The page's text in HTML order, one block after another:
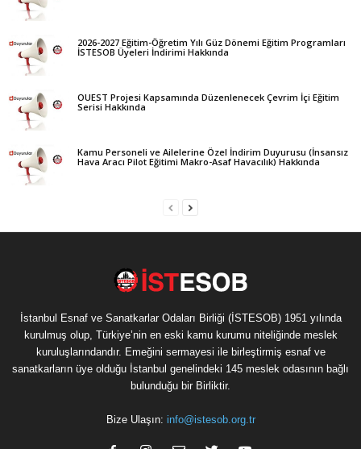
2026-2027 Eğitim-Öğretim Yılı Güz Dönemi Eğitim Programları
İSTESOB Üyeleri İndirimi Hakkında
OUEST Projesi Kapsamında Düzenlenecek Çevrim İçi Eğitim
Serisi Hakkında
Kamu Personeli ve Ailelerine Özel İndirim Duyurusu (İnsansız
Hava Aracı Pilot Eğitimi Makro-Asaf Havacılık) Hakkında
İstanbul Esnaf ve Sanatkarlar Odaları Birliği (İSTESOB) 1951 yılında
kurulmuş olup, Türkiye’nin en eski kamu kurumu niteliğinde meslek
kuruluşlarındandır. Emeğini sermayesi ile birleştirmiş esnaf ve
sanatkarların üye olduğu İstanbul genelindeki 145 meslek odasının bağlı
bulunduğu bir Birliktir.
Bize Ulaşın: info@istesob.org.tr